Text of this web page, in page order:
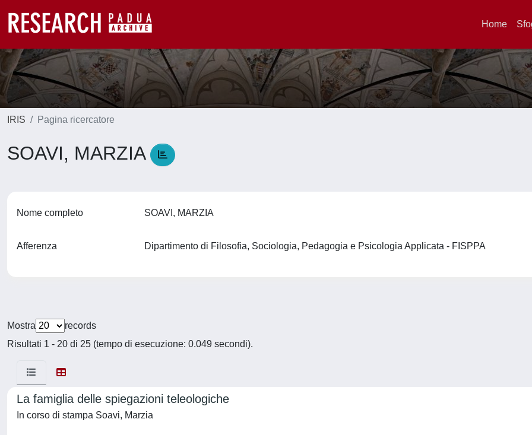
Home
IRIS Pagina ricercatore
SOAVI, MARZIA
Nome completo SOAVI, MARZIA
Afferenza Dipartimento di Filosofia, Sociologia, Pedagogia e Psicologia Applicata - FISPPA
Mostra
records
Risultati 1 - 20 di 25 (tempo di esecuzione: 0.049 secondi).
La famiglia delle spiegazioni teleologiche
In corso di stampa Soavi, Marzia